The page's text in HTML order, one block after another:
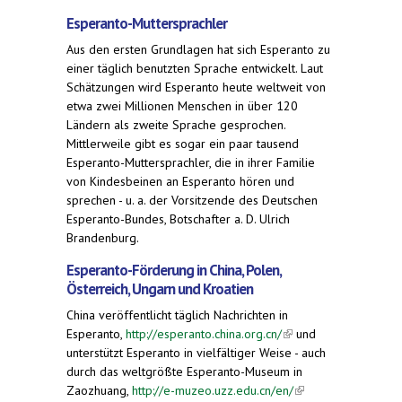
Esperanto-Muttersprachler
Aus den ersten Grundlagen hat sich Esperanto zu
einer täglich benutzten Sprache entwickelt. Laut
Schätzungen wird Esperanto heute weltweit von
etwa zwei Millionen Menschen in über 120
Ländern als zweite Sprache gesprochen.
Mittlerweile gibt es sogar ein paar tausend
Esperanto-Muttersprachler, die in ihrer Familie
von Kindesbeinen an Esperanto hören und
sprechen - u. a. der Vorsitzende des Deutschen
Esperanto-Bundes, Botschafter a. D. Ulrich
Brandenburg.
Esperanto-Förderung in China, Polen,
Österreich, Ungarn und Kroatien
China veröffentlicht täglich Nachrichten in
Esperanto, http://esperanto.china.org.cn/(link is
external)
und
unterstützt Esperanto in vielfältiger Weise - auch
durch das weltgrößte Esperanto-Museum in
Zaozhuang, http://e-muzeo.uzz.edu.cn/en/(link is